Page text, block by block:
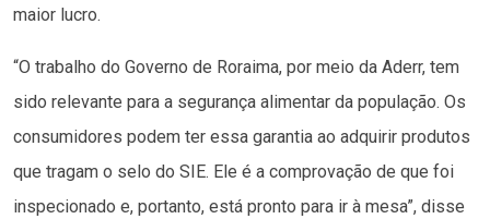
maior lucro.
“O trabalho do Governo de Roraima, por meio da Aderr, tem
sido relevante para a segurança alimentar da população. Os
consumidores podem ter essa garantia ao adquirir produtos
que tragam o selo do SIE. Ele é a comprovação de que foi
inspecionado e, portanto, está pronto para ir à mesa”, disse